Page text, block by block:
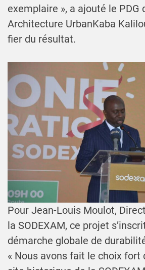
exemplaire », a ajouté le PDG
Architecture UrbanKaba
fier du résultat.
Pour Jean-Louis Moulot,
la SODEXAM, ce projet
démarche globale de
« Nous avons fait le choix fort